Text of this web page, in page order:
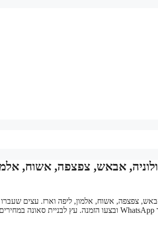
אבאש, צפצפה, אשוח,
צפצפה, אשוח, אלמון, ליפה וארז. עצים שעברו
קפדני להקמת דפנות ותקרה לסאונה, כולל חומר לייצור ספסלים – במלאי כעת. התקשרו אלינו דרך WhatsApp ובצעו הזמנה. עץ לבניית סאונה במחירים